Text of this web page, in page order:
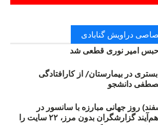
دراویش گنابادی
امیر نوری قطعی شد
در بیمارستان/ از کارافتادگی
(۲۱ اسفند) روز جهانی مبارزه با سانسور در
اینترنت: #آزادی هم‌آیند گزارشگران‌ بدون مرز، ۲۲ سایت را